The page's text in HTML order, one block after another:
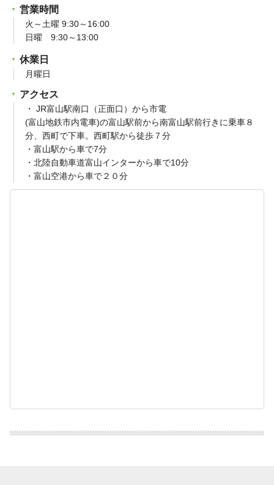
営業時間
火～土曜 9:30～16:00
日曜 9:30～13:00
休業日
月曜日
アクセス
・ JR富山駅南口（正面口）から市電
(富山地鉄市内電車)の富山駅前から南富山駅前行きに乗車８
分、西町で下車。西町駅から徒歩７分
・富山駅から車で7分
・北陸自動車道富山インターから車で10分
・富山空港から車で２０分